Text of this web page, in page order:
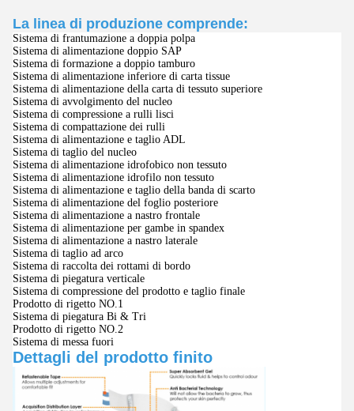
La linea di produzione comprende:
Sistema di frantumazione a doppia polpa
Sistema di alimentazione doppio SAP
Sistema di formazione a doppio tamburo
Sistema di alimentazione inferiore di carta tissue
Sistema di alimentazione della carta di tessuto superiore
Sistema di avvolgimento del nucleo
Sistema di compressione a rulli lisci
Sistema di compattazione dei rulli
Sistema di alimentazione e taglio ADL
Sistema di taglio del nucleo
Sistema di alimentazione idrofobico non tessuto
Sistema di alimentazione idrofilo non tessuto
Sistema di alimentazione e taglio della banda di scarto
Sistema di alimentazione del foglio posteriore
Sistema di alimentazione a nastro frontale
Sistema di alimentazione per gambe in spandex
Sistema di alimentazione a nastro laterale
Sistema di taglio ad arco
Sistema di raccolta dei rottami di bordo
Sistema di piegatura verticale
Sistema di compressione del prodotto e taglio finale
Prodotto di rigetto NO.1
Sistema di piegatura Bi & Tri
Prodotto di rigetto NO.2
Sistema di messa fuori
Dettagli del prodotto finito